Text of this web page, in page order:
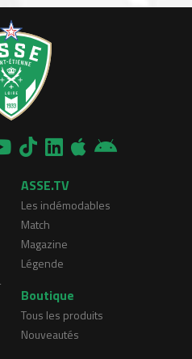
ASSE.TV
Les indémodables
Match
Magazine
Légende
Boutique
Tous les produits
Nouveautés